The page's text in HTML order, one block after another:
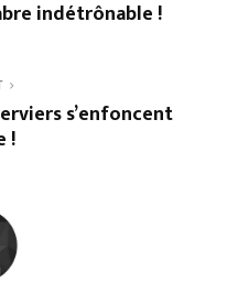
indétrônable !
s’enfoncent
!